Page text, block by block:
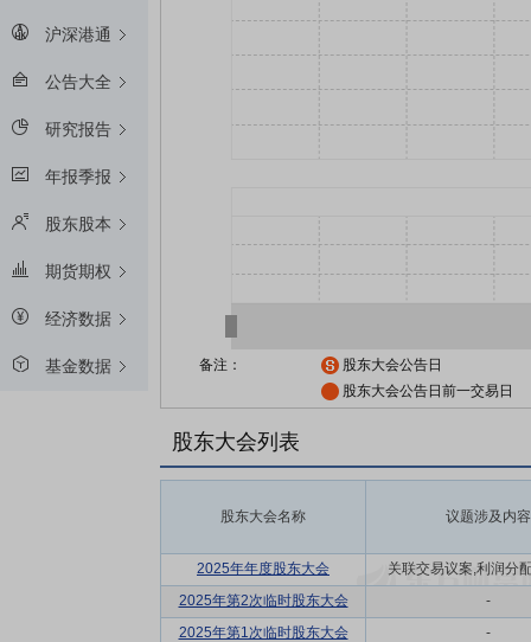
沪深港通
公告大全
研究报告
年报季报
股东股本
期货期权
经济数据
基金数据 备注：
股东大会公告日
股东大会公告日前一交易日
股东大会列表
股东大会名称 议题涉及内容
2025年年度股东大会
关联交易议案,利润分
2025年第2次临时股东大会
-
2025年第1次临时股东大会
-